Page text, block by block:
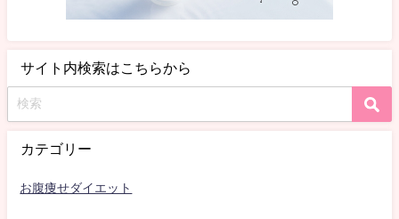
サイト内検索はこちらから
カテゴリー
お腹痩せダイエット